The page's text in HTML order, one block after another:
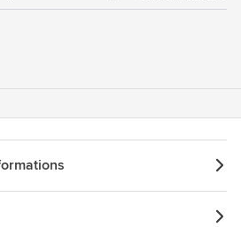
et adapté au rangement
recyclée totale : 95%.